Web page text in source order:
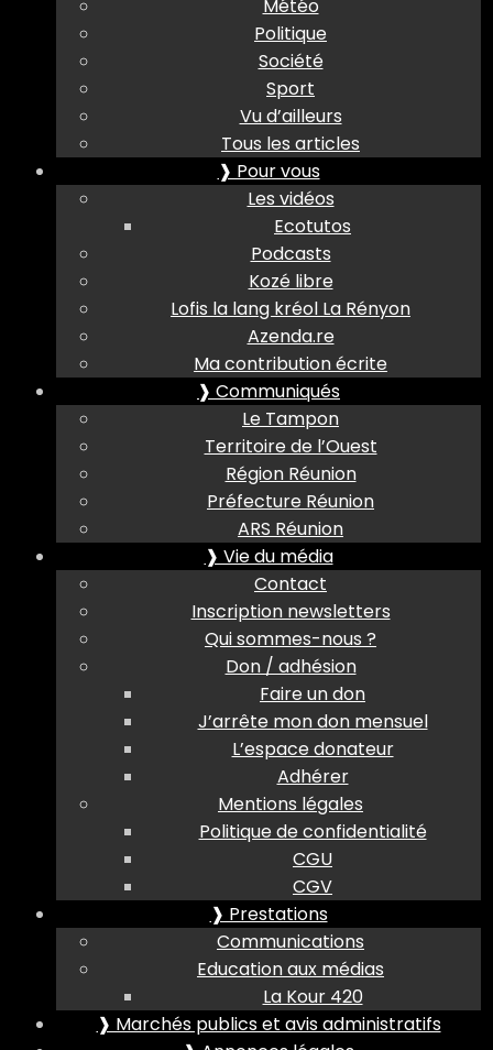
Météo
Politique
Société
Sport
Vu d’ailleurs
Tous les articles
❱ Pour vous
Les vidéos
Ecotutos
Podcasts
Kozé libre
Lofis la lang kréol La Rényon
Azenda.re
Ma contribution écrite
❱ Communiqués
Le Tampon
Territoire de l’Ouest
Région Réunion
Préfecture Réunion
ARS Réunion
❱ Vie du média
Contact
Inscription newsletters
Qui sommes-nous ?
Don / adhésion
Faire un don
J’arrête mon don mensuel
L’espace donateur
Adhérer
Mentions légales
Politique de confidentialité
CGU
CGV
❱ Prestations
Communications
Education aux médias
La Kour 420
❱ Marchés publics et avis administratifs